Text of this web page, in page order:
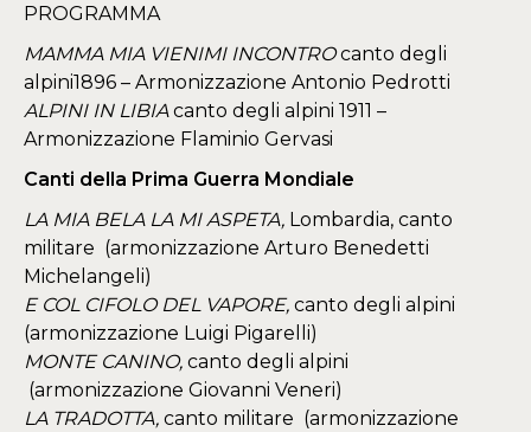
PROGRAMMA​
MAMMA MIA VIENIMI INCONTROcanto degli
alpini1896 – Armonizzazione Antonio Pedrotti
ALPINI IN LIBIAcanto degli alpini 1911 –
Armonizzazione Flaminio Gervasi
Canti della Prima Guerra Mondiale
LA MIA BELA LA MI ASPETA, Lombardia, canto
militare (armonizzazione Arturo Benedetti
Michelangeli)
E COL CIFOLO DEL VAPORE, canto degli alpini
(armonizzazione Luigi Pigarelli)
MONTE CANINO, canto degli alpini
(armonizzazione Giovanni Veneri)
LA TRADOTTA, canto militare (armonizzazione